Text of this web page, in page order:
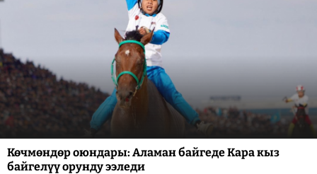
Көчмөндөр оюндары: Аламан байгеде Кара кыз
байгелүү орунду ээледи